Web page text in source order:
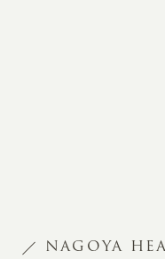
NAGOYA